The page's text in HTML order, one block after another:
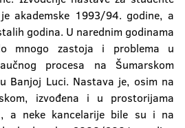
akademske 1993/94. godine, a
godina. U narednim godinama
mnogo zastoja i problema u
procesa na Šumarskom
Banjoj Luci. Nastava je, osim na
izvođena i u prostorijama
a neke kancelarije bile su i na